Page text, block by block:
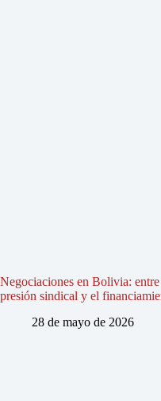
Negociaciones en Bolivia:
presión sindical y el
28 de mayo de 2026